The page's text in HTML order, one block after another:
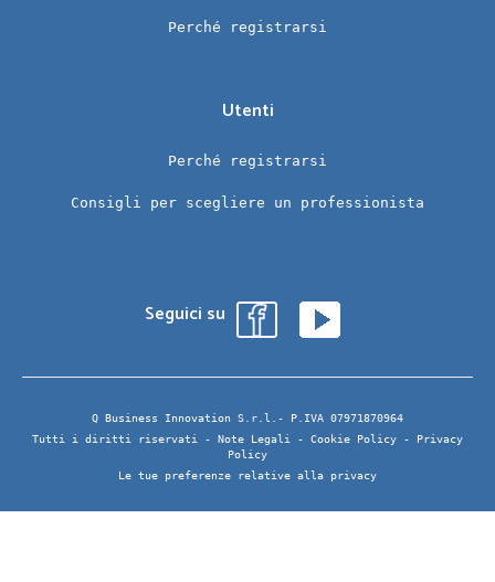
Perché registrarsi
Utenti
Perché registrarsi
Consigli per scegliere un professionista
Seguici su
Q Business Innovation S.r.l.- P.IVA 07971870964
Tutti i diritti riservati - Note Legali - Cookie Policy -
Privacy
Policy
Le tue preferenze relative alla privacy